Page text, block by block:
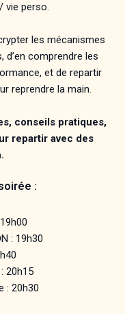
vie perso.
les mécanismes
d’en comprendre les
et de repartir
reprendre la main.
conseils pratiques,
repartir avec des
:
: 19h30
20h15
: 20h30